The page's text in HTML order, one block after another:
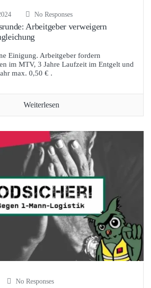
No Responses
Arbeitgeber verweigern
Einigung. Arbeitgeber fordern
im MTV, 3 Jahre Laufzeit im Entgelt und
max. 0,50 € .
Weiterlesen
No Responses